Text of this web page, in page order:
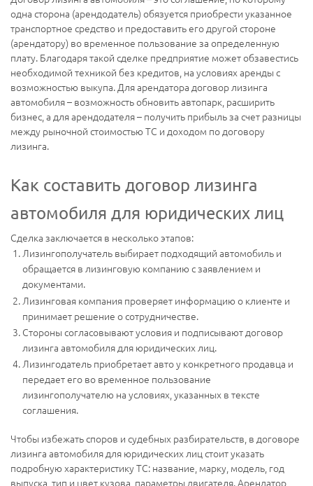
одна сторона (арендодатель) обязуется приобрести указанное
транспортное средство и предоставить его другой стороне
(арендатору) во временное пользование за определенную
плату. Благодаря такой сделке предприятие может обзавестись
необходимой техникой без кредитов, на условиях аренды с
возможностью выкупа. Для арендатора договор лизинга
автомобиля – возможность обновить автопарк, расширить
бизнес, а для арендодателя – получить прибыль за счет разницы
между рыночной стоимостью ТС и доходом по договору
лизинга.
Как составить договор лизинга
автомобиля для юридических лиц
Сделка заключается в несколько этапов:
Лизингополучатель выбирает подходящий автомобиль и
обращается в лизинговую компанию с заявлением и
документами.
Лизинговая компания проверяет информацию о клиенте и
принимает решение о сотрудничестве.
Стороны согласовывают условия и подписывают договор
лизинга автомобиля для юридических лиц.
Лизингодатель приобретает авто у конкретного продавца и
передает его во временное пользование
лизингополучателю на условиях, указанных в тексте
соглашения.
Чтобы избежать споров и судебных разбирательств, в договоре
лизинга автомобиля для юридических лиц стоит указать
подробную характеристику ТС: название, марку, модель, год
выпуска, тип и цвет кузова, параметры двигателя. Арендатор